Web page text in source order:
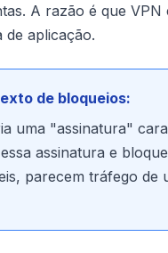
A razão é que
de aplicação.
de bloqueios:
uma "assinatura"
assinatura e
parecem tráfego